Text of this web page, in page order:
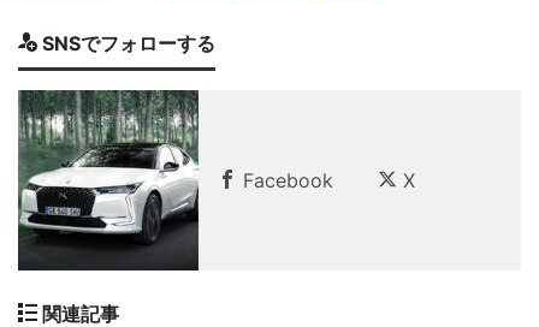
SNSでフォローする
Facebook X
関連記事